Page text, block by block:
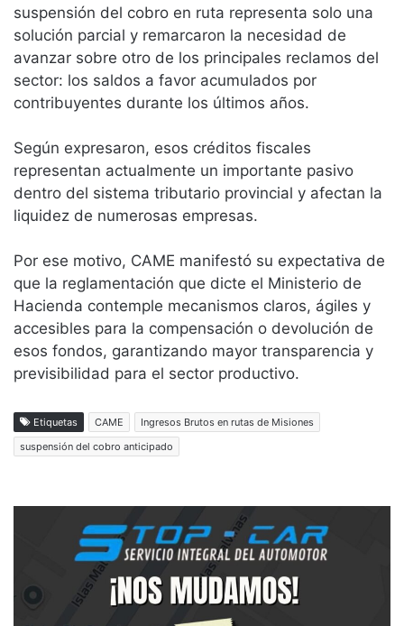
suspensión del cobro en ruta representa solo una
solución parcial y remarcaron la necesidad de
avanzar sobre otro de los principales reclamos del
sector: los saldos a favor acumulados por
contribuyentes durante los últimos años.
Según expresaron, esos créditos fiscales
representan actualmente un importante pasivo
dentro del sistema tributario provincial y afectan la
liquidez de numerosas empresas.
Por ese motivo, CAME manifestó su expectativa de
que la reglamentación que dicte el Ministerio de
Hacienda contemple mecanismos claros, ágiles y
accesibles para la compensación o devolución de
esos fondos, garantizando mayor transparencia y
previsibilidad para el sector productivo.
Etiquetas CAME
Ingresos Brutos en rutas de Misiones
suspensión del cobro anticipado